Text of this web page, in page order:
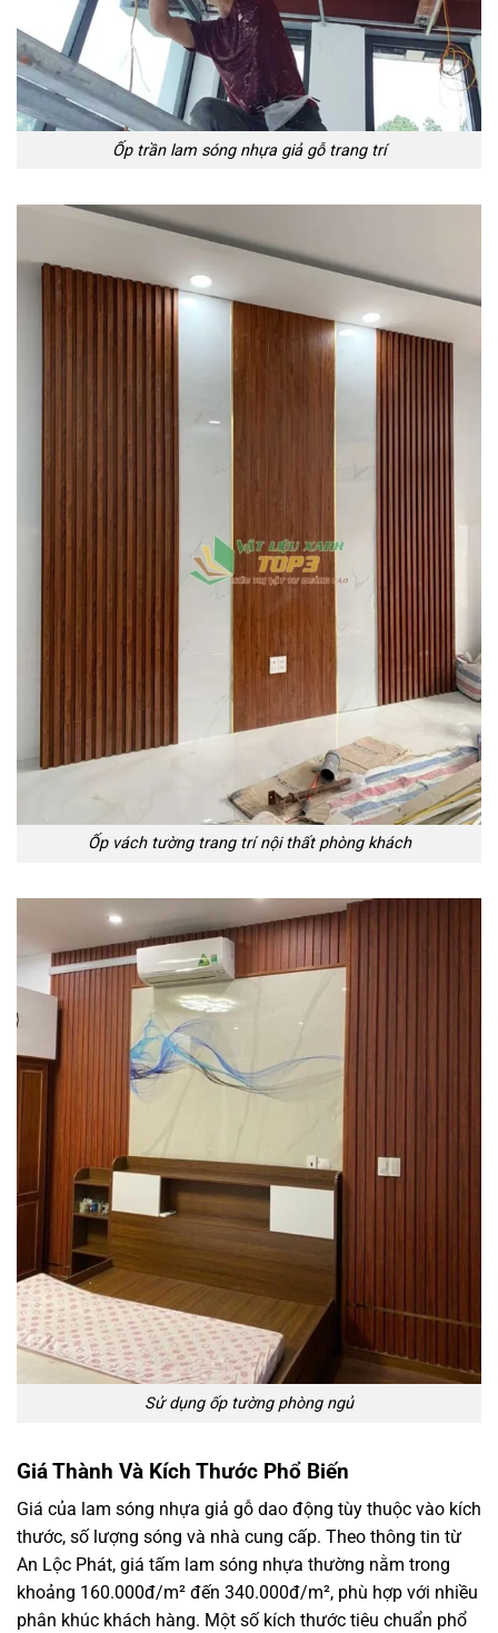
Ốp trần lam sóng nhựa giả gỗ trang trí
Ốp vách tường trang trí nội thất phòng khách
Sử dụng ốp tường phòng ngủ
Giá Thành Và Kích Thước Phổ Biến
Giá của lam sóng nhựa giả gỗ dao động tùy thuộc vào kích
thước, số lượng sóng và nhà cung cấp. Theo thông tin từ
An Lộc Phát, giá tấm lam sóng nhựa thường nằm trong
khoảng 160.000đ/m² đến 340.000đ/m², phù hợp với nhiều
phân khúc khách hàng. Một số kích thước tiêu chuẩn phổ